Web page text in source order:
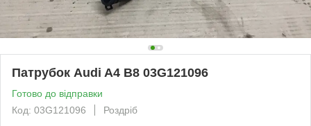
Патрубок Audi A4 B8 03G121096
Готово до відправки
Код: 03G121096
Роздріб